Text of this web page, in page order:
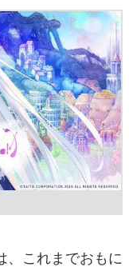
これまでおもに